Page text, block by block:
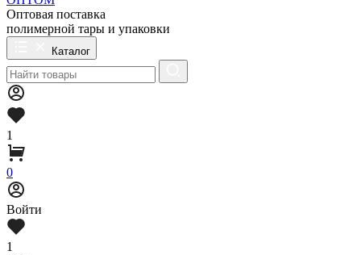
Оптовая поставка
полимерной тары и упаковки
Каталог
1
0
Войти
1